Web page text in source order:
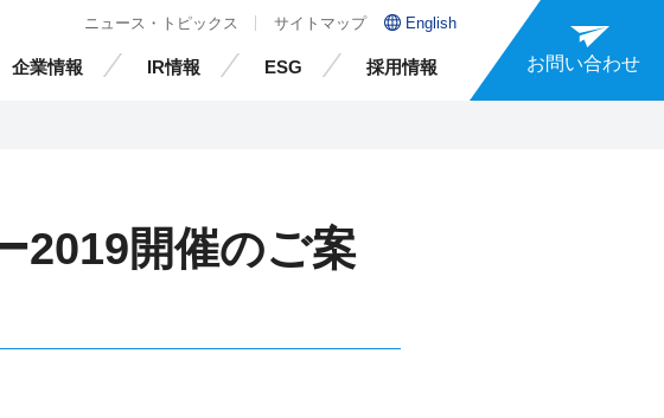
企業情報 IR情報 ESG 採用情報
ニュース・トピックス サイトマップ English
お問い合わせ
2019開催のご案